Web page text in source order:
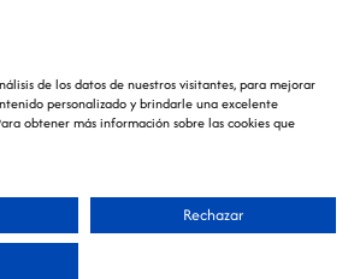
de los datos de nuestros visitantes, para mejorar
personalizado y brindarle una excelente
obtener más información sobre las cookies que
Rechazar